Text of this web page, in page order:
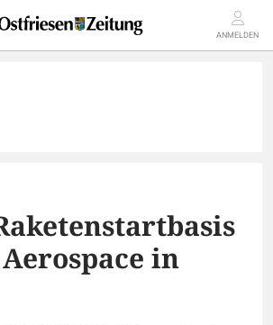
ANMELDEN
in